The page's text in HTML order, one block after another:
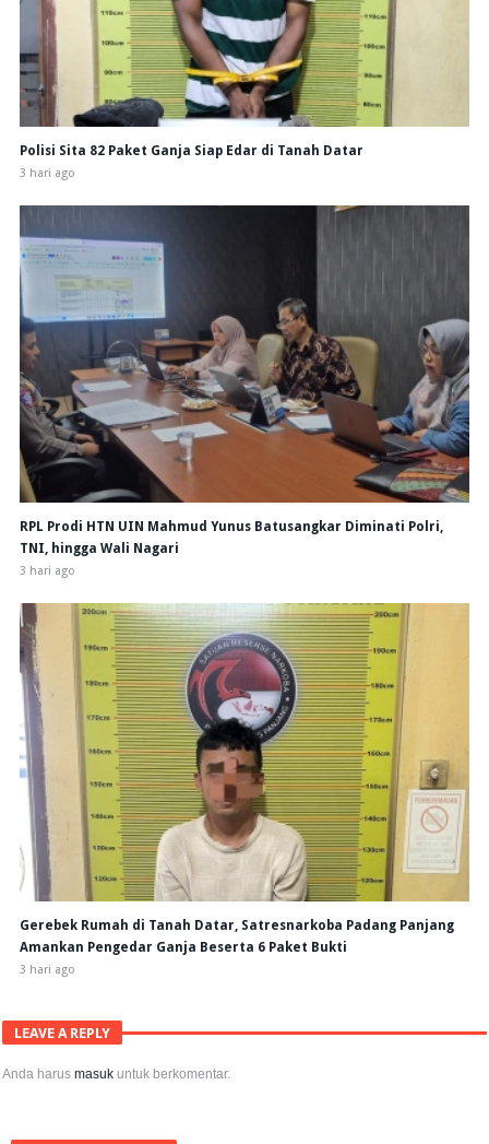
Polisi Sita 82 Paket Ganja Siap Edar di Tanah Datar
3 hari ago
RPL Prodi HTN UIN Mahmud Yunus Batusangkar Diminati Polri,
TNI, hingga Wali Nagari
3 hari ago
Gerebek Rumah di Tanah Datar, Satresnarkoba Padang Panjang
Amankan Pengedar Ganja Beserta 6 Paket Bukti
3 hari ago
LEAVE A REPLY
Anda harusmasuk untuk berkomentar.